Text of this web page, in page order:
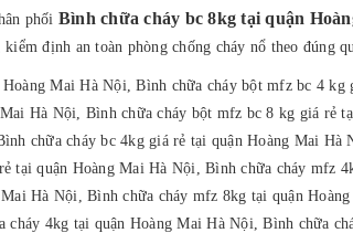
phối Bình chữa cháy bc 8kg tại quận
định an toàn phòng chống cháy nổ theo đúng
Mai Hà Nội, Bình chữa cháy bột mfz bc 4 kg
Hà Nội, Bình chữa cháy bột mfz bc 8 kg giá rẻ
chữa cháy bc 4kg giá rẻ tại quận Hoàng Mai Hà
tại quận Hoàng Mai Hà Nội, Bình chữa cháy mfz
Hà Nội, Bình chữa cháy mfz 8kg tại quận
4kg tại quận Hoàng Mai Hà Nội, Bình chữa